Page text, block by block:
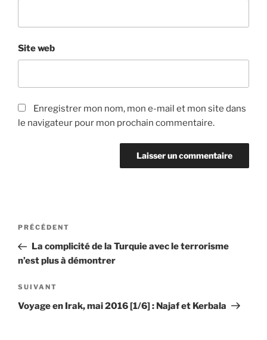
Site web
Enregistrer mon nom, mon e-mail et mon site dans
le navigateur pour mon prochain commentaire.
Navigation
l’article
Article
précédent
PRÉCÉDENT
La complicité de la Turquie avec le terrorisme
n’est plus à démontrer
Article
suivant
SUIVANT
Voyage en Irak, mai 2016 [1/6] : Najaf et Kerbala